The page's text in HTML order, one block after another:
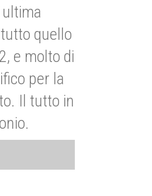
quello
e molto di
per la
Il tutto in